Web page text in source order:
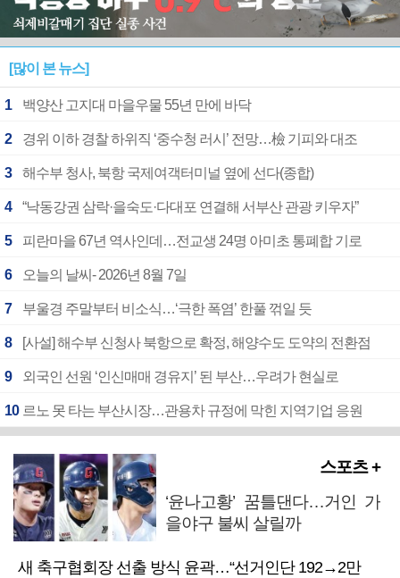
[많이 본 뉴스]
1 백양산 고지대 마을우물 55년 만에 바닥
2 경위 이하 경찰 하위직 ‘중수청 러시’ 전망…檢 기피와 대조
3 해수부 청사, 북항 국제여객터미널 옆에 선다(종합)
4 “낙동강권 삼락·을숙도·다대포 연결해 서부산 관광 키우자”
5 피란마을 67년 역사인데…전교생 24명 아미초 통폐합 기로
6 오늘의 날씨- 2026년 8월 7일
7 부울경 주말부터 비소식…‘극한 폭염’ 한풀 꺾일 듯
8 [사설] 해수부 신청사 북항으로 확정, 해양수도 도약의 전환점
9 외국인 선원 ‘인신매매 경유지’ 된 부산…우려가 현실로
10 르노 못 타는 부산시장…관용차 규정에 막힌 지역기업 응원
스포츠 +
‘윤나고황’ 꿈틀댄다…거인 가
을야구 불씨 살릴까
새 축구협회장 선출 방식 윤곽…“선거인단 192→2만